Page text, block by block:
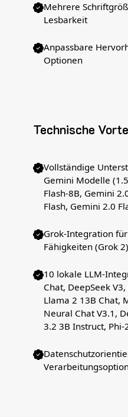
Mehrere
Lesbarkeit
Anpassbare
Optionen
Technische
Vollständige
Gemini Modelle
Flash-8B, Gemini
Flash, Gemini 2.0
Grok-Integration
Fähigkeiten (Grok 2)
10 lokale LLM-
Chat, DeepSeek
Llama 2 13B Chat,
Neural Chat V3.1,
3.2 3B Instruct, Phi-